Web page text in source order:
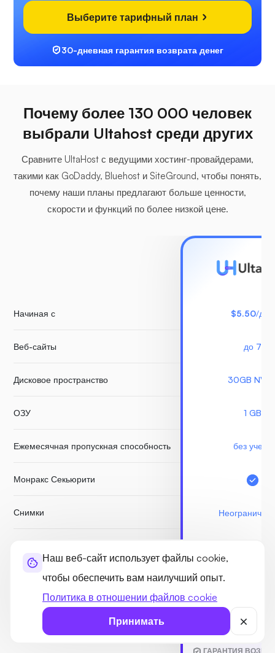
Наш веб-сайт использует файлы cookie,
чтобы обеспечить вам наилучший опыт.
Политика в отношении файлов cookie
Принимать
Выберите тарифный план
30-дневная гарантия возврата денег
Почему более 130 000 человек
выбрали Ultahost среди других
Сравните UltaHost с ведущими хостинг-провайдерами,
такими как GoDaddy, Bluehost и SiteGround, чтобы понять,
почему наши планы предлагают больше ценности,
скорости и функций по более низкой цене.
Начиная с
Веб-сайты
Дисковое пространство
ОЗУ
Ежемесячная пропускная способность
Монракс Секьюрити
Снимки
Node.js Socket
$5.50/для
до 7
30GB
1 GB
без учета
НАЧАТЬ
ГАРАНТИЯ